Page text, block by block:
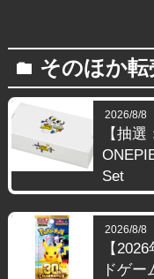
folder そのほか転
2026/8/8
【抽
Set
2026/8/8
【
ドゲー